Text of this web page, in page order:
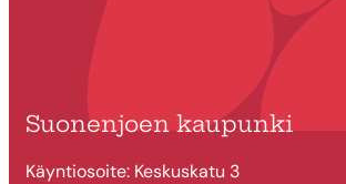
Suonenjoen kaupunki
Käyntiosoite: Keskuskatu 3